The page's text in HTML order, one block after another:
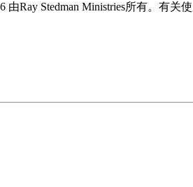
由Ray Stedman Ministries所有。有关